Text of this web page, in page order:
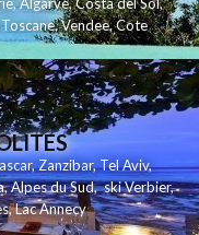
,Algarve,Costa del Sol,
Toscane,Vendee,Cote
,Zanzibar,Tel Aviv,
,Alpes du Sud,ski Verbier,
,Lac Annecy